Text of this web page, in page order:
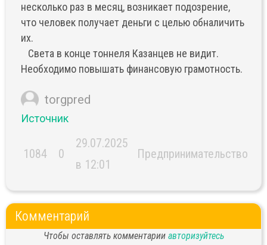
несколько раз в месяц, возникает подозрение,
что человек получает деньги с целью обналичить
их.
Света в конце тоннеля Казанцев не видит.
Необходимо повышать финансовую грамотность.
torgpred
Источник
1084 0
29.07.2025
в 12:01
Предпринимательство
Комментарий
Чтобы оставлять комментарии авторизуйтесь